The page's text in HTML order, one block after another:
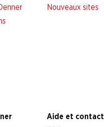
Nouveaux sites
Aide et contact